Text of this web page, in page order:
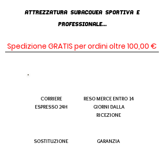
AttrezzaturA subacqueA SPORTIVA E
PROFESSIONALE...
Spedizione GRATIS per ordini oltre 100,00 €
CORRIERE
ESPRESSO 24H
SOSTITUZIONE
RESO MERCE ENTRO 14
GIORNI DALLA
RICEZIONE
GARANZIA